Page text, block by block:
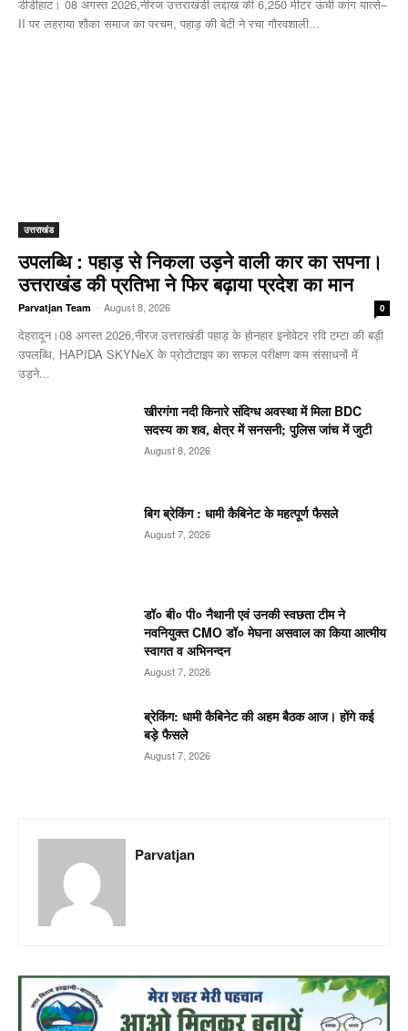
डीडीहाट। 08 अगस्त 2026,नीरज उत्तराखंडी लद्दाख की 6,250 मीटर ऊंची कांग यात्से–
II पर लहराया शौका समाज का परचम, पहाड़ की बेटी ने रचा गौरवशाली...
उत्तराखंड
उपलब्धि : पहाड़ से निकला उड़ने वाली कार का सपना।
उत्तराखंड की प्रतिभा ने फिर बढ़ाया प्रदेश का मान
Parvatjan Team - August 8, 2026 0
देहरादून।08 अगस्त 2026,नीरज उत्तराखंडी पहाड़ के होनहार इनोवेटर रवि टम्टा की बड़ी
उपलब्धि, HAPIDA SKYNeX के प्रोटोटाइप का सफल परीक्षण कम संसाधनों में
उड़ने...
खीरगंगा नदी किनारे संदिग्ध अवस्था में मिला BDC
सदस्य का शव, क्षेत्र में सनसनी; पुलिस जांच में जुटी
August 8, 2026
बिग ब्रेकिंग : धामी कैबिनेट के महत्पूर्ण फैसले
August 7, 2026
डॉ० बी० पी० नैथानी एवं उनकी स्वछता टीम ने
नवनियुक्त CMO डॉ० मेघना असवाल का किया आत्मीय
स्वागत व अभिनन्दन
August 7, 2026
ब्रेकिंग: धामी कैबिनेट की अहम बैठक आज। होंगे कई
बड़े फैसले
August 7, 2026
Parvatjan